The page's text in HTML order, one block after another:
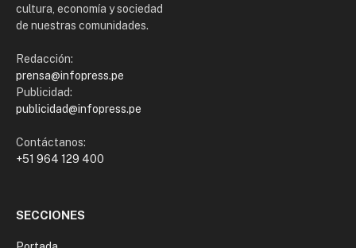
cultura, economía y sociedad
de nuestras comunidades.
Redacción:
prensa@infopress.pe
Publicidad:
publicidad@infopress.pe
Contáctanos:
+51 964 129 400
SECCIONES